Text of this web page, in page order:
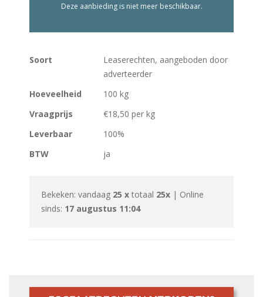
Soort
Leaserechten, aangeboden door
adverteerder
Hoeveelheid
100 kg
Vraagprijs
€18,50 per kg
Leverbaar
100%
BTW
ja
Bekeken: vandaag 25 x totaal 25x | Online
sinds: 17 augustus 11:04
Deze aanbieding is niet meer beschikbaar.